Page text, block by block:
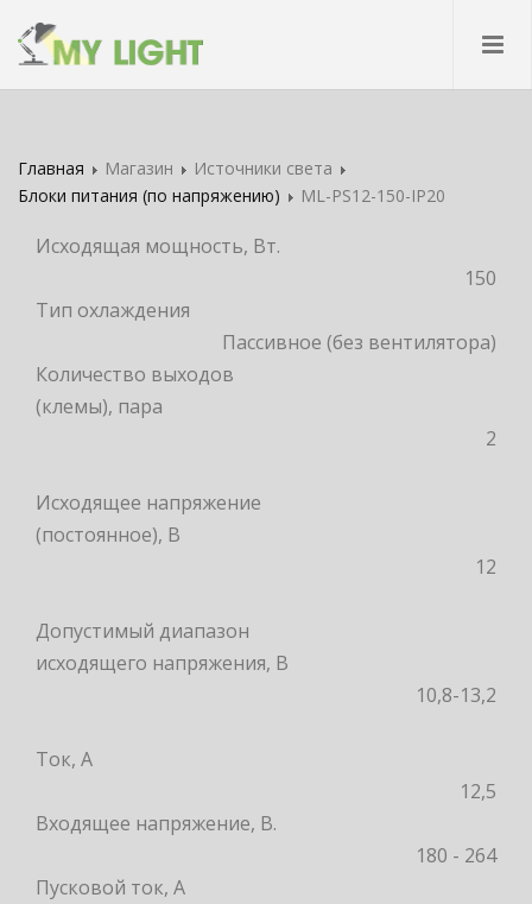
Главная Магазин
Источники света
Блоки питания (по напряжению)
ML-PS12-150-IP20
Исходящая мощность, Вт.
150
Тип охлаждения
Пассивное (без вентилятора)
Количество выходов
(клемы), пара
2
Исходящее напряжение
(постоянное), В
12
Допустимый диапазон
исходящего напряжения, В
10,8-13,2
Ток, А
12,5
Входящее напряжение, В.
180 - 264
Пусковой ток, А